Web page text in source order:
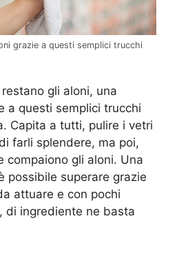
grazie a questi semplici trucchi
gli aloni, una
a questi semplici trucchi
Capita a tutti, pulire i vetri
farli splendere, ma poi,
compaiono gli aloni. Una
possibile superare grazie
attuare e con pochi
di ingrediente ne basta